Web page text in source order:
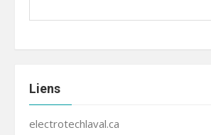
Liens
electrotechlaval.ca